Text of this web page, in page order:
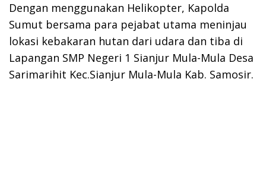
Dengan menggunakan Helikopter, Kapolda
Sumut bersama para pejabat utama meninjau
lokasi kebakaran hutan dari udara dan tiba di
Lapangan SMP Negeri 1 Sianjur Mula-Mula Desa
Sarimarihit Kec.Sianjur Mula-Mula Kab. Samosir.